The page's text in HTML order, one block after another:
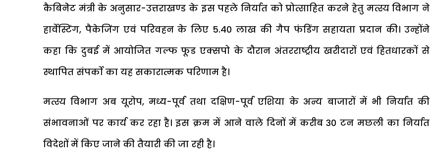
कैबिनेेट मंत्री के अनुसार-उत्तराखण्ड के इस पहले निर्यात को प्रोत्साहित करने हेतु मत्स्य विभाग ने
हार्वेस्टिंग, पैकेजिंग एवं परिवहन के लिए ₹5.40 लाख की गैप फंडिंग सहायता प्रदान की। उन्होंने
कहा कि दुबई में आयोजित गल्फ फूड एक्सपो के दौरान अंतरराष्ट्रीय खरीदारों एवं हितधारकों से
स्थापित संपर्को का यह सकारात्मक परिणाम है।
मत्स्य विभाग अब यूरोप, मध्य-पूर्व तथा दक्षिण-पूर्व एशिया के अन्य बाजारों में भी निर्यात की
संभावनाओं पर कार्य कर रहा है। इस क्रम में आने वाले दिनों में करीब 30 टन मछली का निर्यात
विदेशों में किए जाने की तैयारी की जा रही है।